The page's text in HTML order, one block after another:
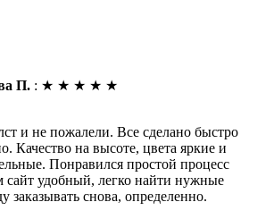
П. : ★ ★ ★ ★ ★
и не пожалели. Все сделано быстро
Качество на высоте, цвета яркие и
Понравился простой процесс
сайт удобный, легко найти нужные
заказывать снова, определенно.